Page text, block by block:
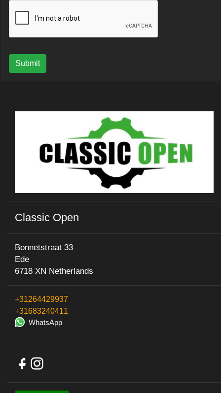
Submit
Classic Open
Bonnetstraat 33
Ede
6718 XN Netherlands
+31264429937
+31683240411
WhatsApp